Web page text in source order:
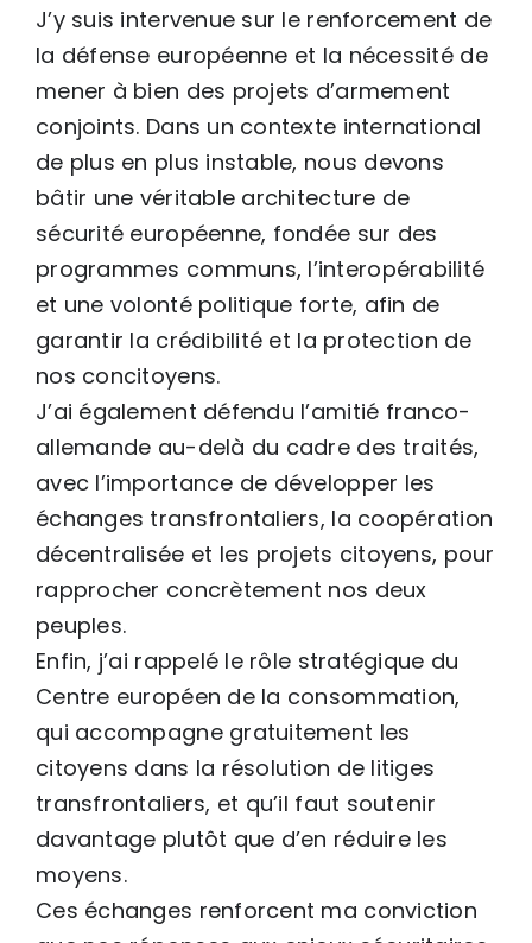
J’y suis intervenue sur le renforcement de
la défense européenne et la nécessité de
mener à bien des projets d’armement
conjoints. Dans un contexte international
de plus en plus instable, nous devons
bâtir une véritable architecture de
sécurité européenne, fondée sur des
programmes communs, l’interopérabilité
et une volonté politique forte, afin de
garantir la crédibilité et la protection de
nos concitoyens.
J’ai également défendu l’amitié franco-
allemande au-delà du cadre des traités,
avec l’importance de développer les
échanges transfrontaliers, la coopération
décentralisée et les projets citoyens, pour
rapprocher concrètement nos deux
peuples.
Enfin, j’ai rappelé le rôle stratégique du
Centre européen de la consommation,
qui accompagne gratuitement les
citoyens dans la résolution de litiges
transfrontaliers, et qu’il faut soutenir
davantage plutôt que d’en réduire les
moyens.
Ces échanges renforcent ma conviction